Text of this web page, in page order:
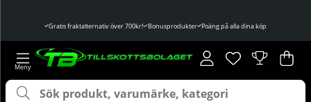
Gratis fraktalternativ över 700kr! Bonusprodukter Poäng på alla dina köp
Önskelista
Antal i
. .